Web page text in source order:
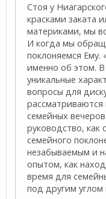
Стоя у
красками заката
материками, мы
И когда мы
поклоняемся Ему.
именно об этом. В
уникальные
вопросы для
семейных
руководство, как
семейного
незабываемым и
опытом, как
время для
под другим углом